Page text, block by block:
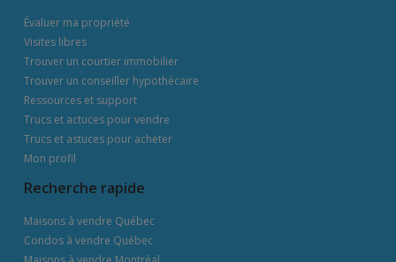
Évaluer ma propriété
Visites libres
Trouver un courtier immobilier
Trouver un conseiller hypothécaire
Ressources et support
Trucs et actuces pour vendre
Trucs et astuces pour acheter
Mon profil
Recherche rapide
Maisons à vendre Québec
Condos à vendre Québec